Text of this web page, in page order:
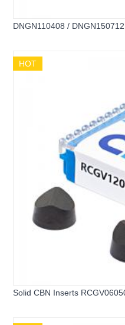
DNGN110408 /
HOT
Solid CBN Inserts